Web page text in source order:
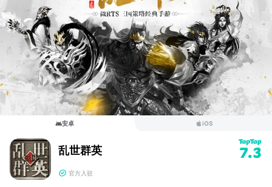
安卓 iOS
乱世群英 7.3
官方入驻